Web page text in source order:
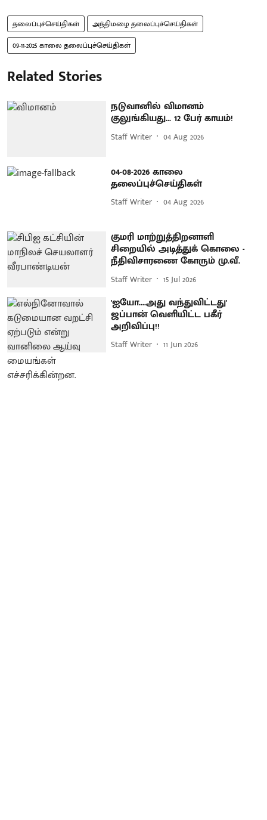
தலைப்புச்செய்திகள்
அந்திமழை தலைப்புச்செய்திகள்
09-11-2025 காலை தலைப்புச்செய்திகள்
Related Stories
நடுவானில் விமானம்
குலுங்கியது... 12 பேர் காயம்!
Staff Writer 04 Aug 2026
04-08-2026 காலை
தலைப்புச்செய்திகள்
Staff Writer 04 Aug 2026
குமரி மாற்றுத்திறனாளி
சிறையில் அடித்துக் கொலை -
நீதிவிசாரணை கோரும் மு.வீ.
Staff Writer 15 Jul 2026
'ஐயோ....அது வந்துவிட்டது'
ஜப்பான் வெளியிட்ட பகீர்
அறிவிப்பு!!
Staff Writer 11 Jun 2026